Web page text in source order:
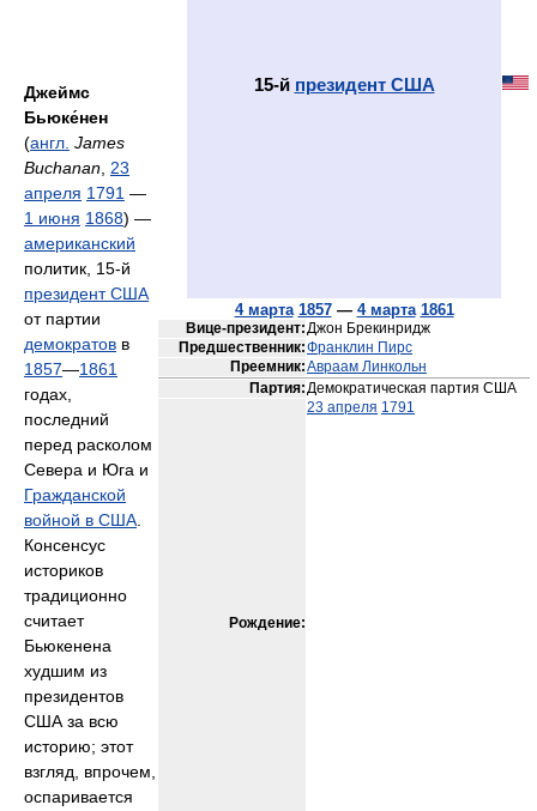
15-й президент США
4 марта 1857— 4 марта 1861
Вице-президент:Джон Брекинридж
Предшественник:Франклин Пирс
Преемник:Авраам Линкольн
Партия:Демократическая партия США
Рождение:
23 апреля 1791
Джеймс
Бьюке́нен
(англ. James
Buchanan 23
апреля 1791 —
1 июня 1868) —
американский
политик, 15-й
президент США
от партии
демократов в
1857—1861
годах,
последний
перед расколом
Севера и Юга и
Гражданской
войной в США
Консенсус
историков
традиционно
считает
Бьюкенена
худшим из
президентов
США за всю
историю; этот
взгляд, впрочем,
оспаривается